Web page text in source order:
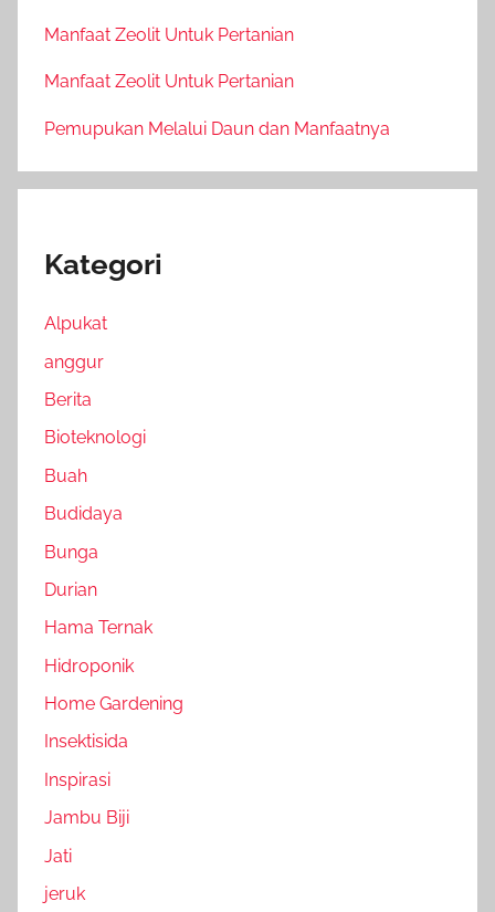
Manfaat Zeolit Untuk Pertanian
Manfaat Zeolit Untuk Pertanian
Pemupukan Melalui Daun dan Manfaatnya
Kategori
Alpukat
anggur
Berita
Bioteknologi
Buah
Budidaya
Bunga
Durian
Hama Ternak
Hidroponik
Home Gardening
Insektisida
Inspirasi
Jambu Biji
Jati
jeruk